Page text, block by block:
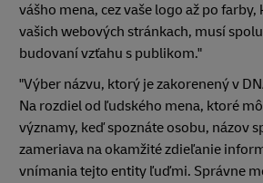
vášho mena, cez vaše logo až po
vašich webových stránkach, musí
budovaní vzťahu s publikom."
"Výber názvu, ktorý je zakorenený v
Na rozdiel od ľudského mena, ktoré
významy, keď spoznáte osobu, názov
zameriava na okamžité zdieľanie
vnímania tejto entity ľuďmi. Správne